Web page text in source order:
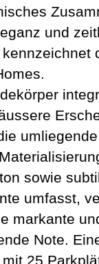
und
sowie
umfasst,
markante
Note.
25